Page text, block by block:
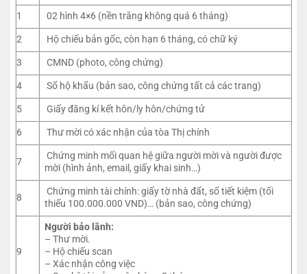
1
02 hình 4×6 (nền trắng không quá 6 tháng)
2
Hộ chiếu bản gốc, còn hạn 6 tháng, có chữ ký
3
CMND (photo, công chứng)
4
Sổ hộ khẩu (bản sao, công chứng tất cả các trang)
5
Giấy đăng kí kết hôn/ly hôn/chứng tử
6
Thư mời có xác nhận của tòa Thị chính
7
Chứng minh mối quan hệ giữa người mời và người được
mời (hình ảnh, email, giấy khai sinh…)
8
Chứng minh tài chính: giấy tờ nhà đất, sổ tiết kiệm (tối
thiểu 100.000.000 VND)… (bản sao, công chứng)
9
Người bảo lãnh:
– Thư mời.
– Hộ chiếu scan
– Xác nhận công việc